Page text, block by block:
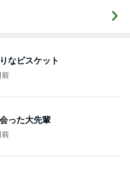
なビスケット
前
った大先輩
前